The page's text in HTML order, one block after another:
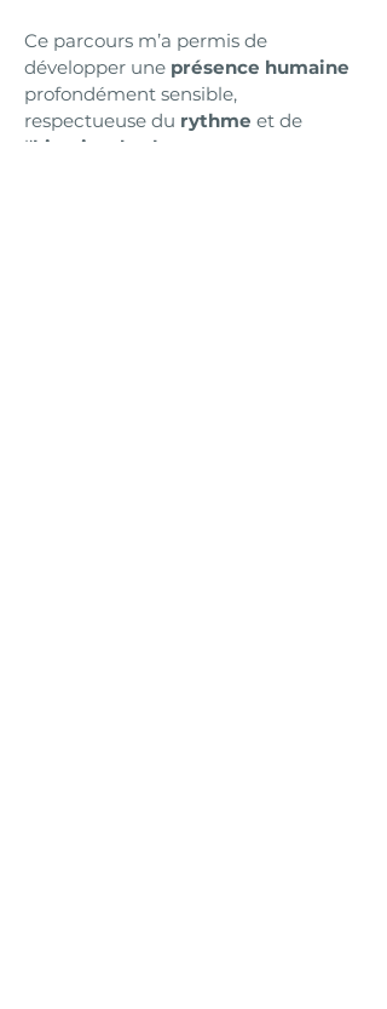
Ce parcours m’a permis de
développer une présence humaine
profondément sensible,
respectueuse du rythme et de
l’histoire de chacun